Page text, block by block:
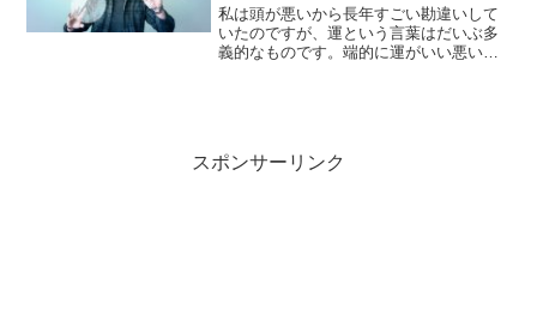
私は頭が悪いから長年すごい勘違いして
いたのですが、運という言葉はだいぶ多
義的なものです。端的に運がいい悪いと
スポンサーリンク